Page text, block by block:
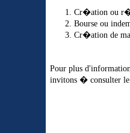
Cr�ation ou
Bourse ou
Cr�ation de
Pour plus
invitons � consulter